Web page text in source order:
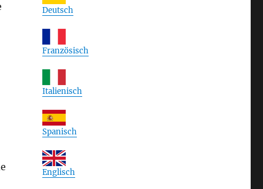
Deutsch
Französisch
Italienisch
Spanisch
Englisch